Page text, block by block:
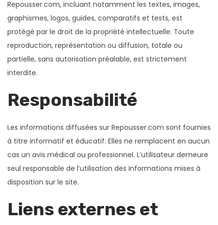
Repousser.com, incluant notamment les textes, images,
graphismes, logos, guides, comparatifs et tests, est
protégé par le droit de la propriété intellectuelle. Toute
reproduction, représentation ou diffusion, totale ou
partielle, sans autorisation préalable, est strictement
interdite.
Responsabilité
Les informations diffusées sur Repousser.com sont fournies
à titre informatif et éducatif. Elles ne remplacent en aucun
cas un avis médical ou professionnel. L’utilisateur demeure
seul responsable de l’utilisation des informations mises à
disposition sur le site.
Liens externes et